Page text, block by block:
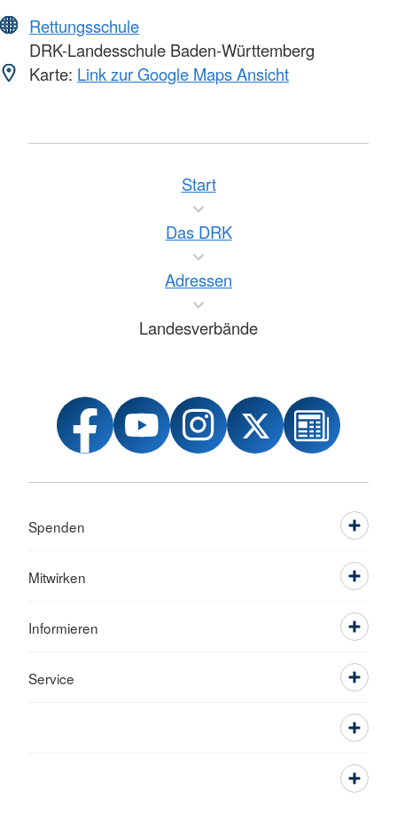
Rettungsschule
DRK-Landesschule Baden-Württemberg
Karte: Link zur Google Maps Ansicht
Start
Das DRK
Adressen
Landesverbände
Spenden
Mitwirken
Informieren
Service